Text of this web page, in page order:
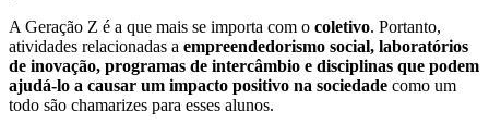
A Geração Z é a que mais se importa com o coletivo. Portanto,
atividades relacionadas a empreendedorismo social, laboratórios
de inovação, programas de intercâmbio e disciplinas que podem
ajudá-lo a causar um impacto positivo na sociedade como um
todo são chamarizes para esses alunos.